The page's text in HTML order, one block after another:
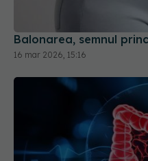
Balonarea, semnul
16 mar 2026, 15:16